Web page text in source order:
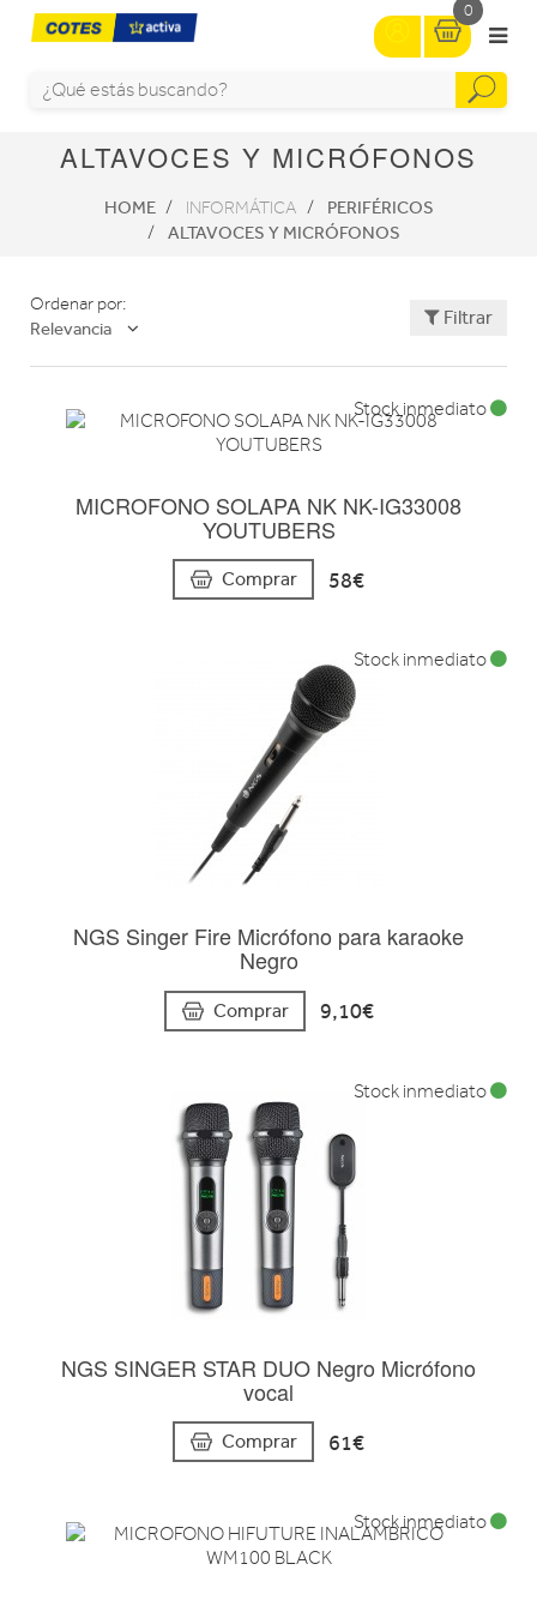
0
ALTAVOCES Y MICRÓFONOS
HOME INFORMÁTICA
PERIFÉRICOS
ALTAVOCES Y MICRÓFONOS
Ordenar por:
Relevancia
Filtrar
MICROFONO SOLAPA NK NK-IG33008
YOUTUBERS
Comprar 58€
Stock inmediato
NGS Singer Fire Micrófono para karaoke
Negro
Comprar 9,10€
Stock inmediato
NGS SINGER STAR DUO Negro Micrófono
vocal
Comprar 61€
Stock inmediato
Stock inmediato